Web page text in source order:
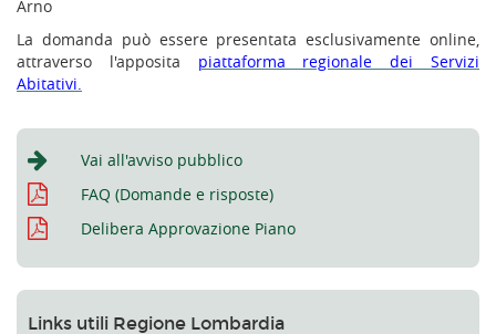
Arno
La domanda può essere presentata esclusivamente online,
attraverso l'apposita piattaforma regionale dei Servizi
Abitativi.
Vai all'avviso pubblico
FAQ (Domande e risposte)
Delibera Approvazione Piano
Links utili Regione Lombardia